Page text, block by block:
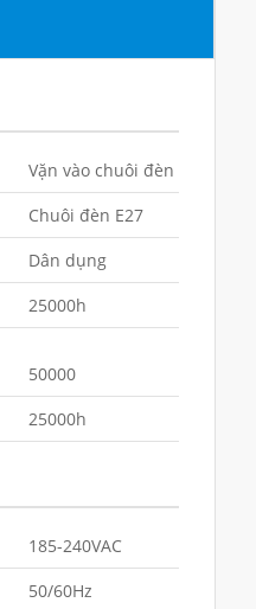
Vặn vào chuôi đèn
Chuôi đèn E27
Dân dụng
25000h
50000
25000h
185-240VAC
50/60Hz